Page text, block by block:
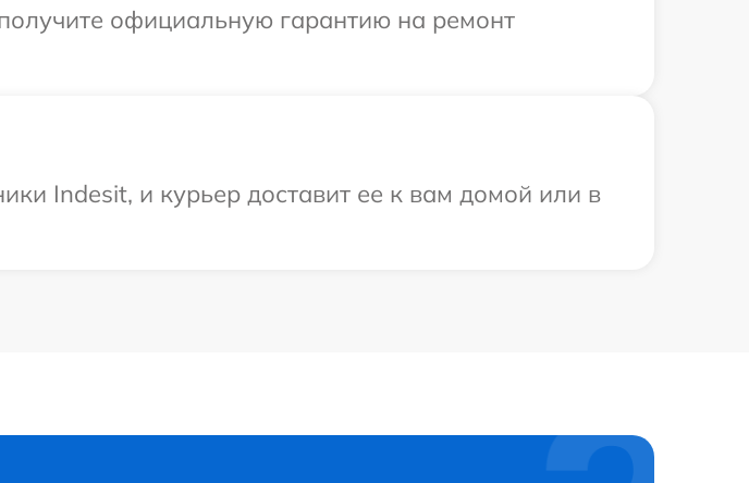
официальную гарантию на ремонт
Indesit, и курьер доставит ее к вам домой или в